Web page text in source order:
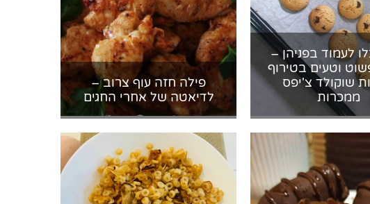
לעמוד בפניהן –
וטעים בטירוף
שוקולד צ'יפס
ממכרות
פילה חזה עוף צרוב –
לדיאטה של אחרי החגים